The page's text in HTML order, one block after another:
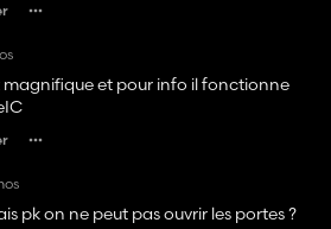
magnifique et pour info il fonctionne
pk on ne peut pas ouvrir les portes ?